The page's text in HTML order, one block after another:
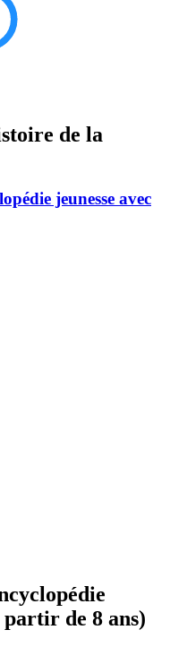
de la
jeunesse avec
partir de 8 ans)